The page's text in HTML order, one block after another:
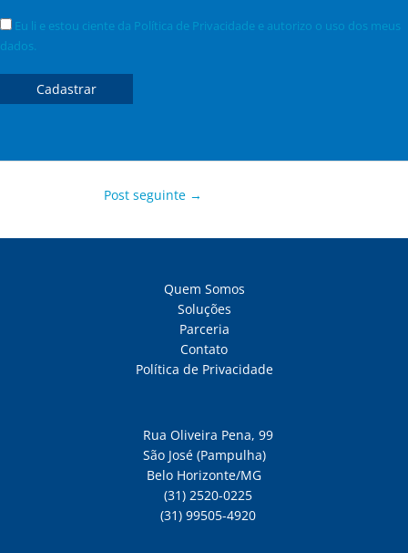
Eu li e estou ciente da Política de Privacidade e autorizo o uso dos meus
dados.
Post seguinte →
Quem Somos
Soluções
Parceria
Contato
Política de Privacidade
Rua Oliveira Pena, 99
São José (Pampulha)
Belo Horizonte/MG
(31) 2520-0225
(31) 99505-4920